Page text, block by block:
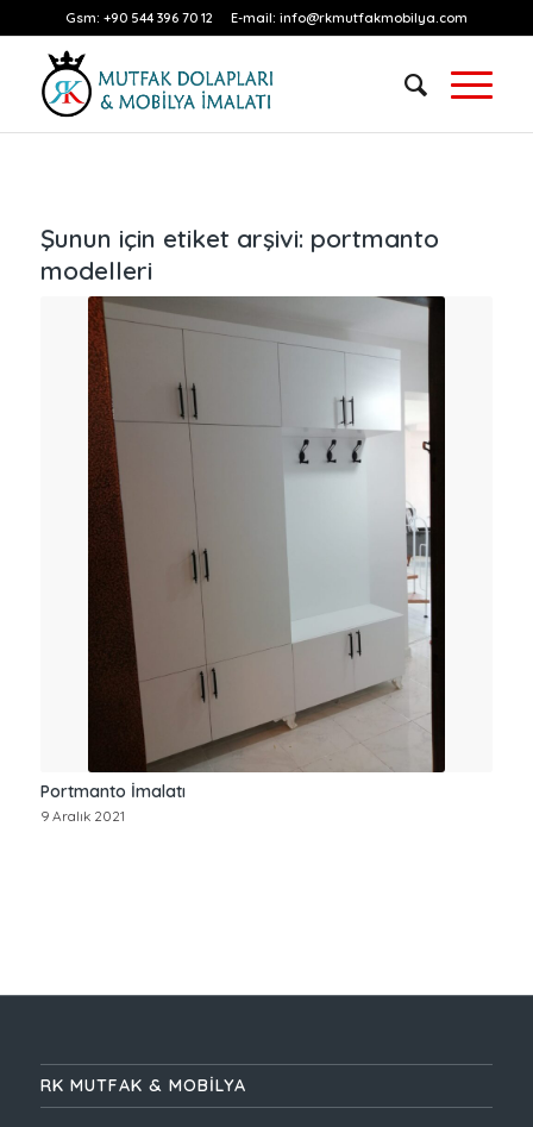
Gsm: +90 544 396 70 12 E-mail: info@rkmutfakmobilya.com
Şunun için etiket arşivi: portmanto
modelleri
Portmanto İmalatı
9 Aralık 2021
RK MUTFAK & MOBİLYA